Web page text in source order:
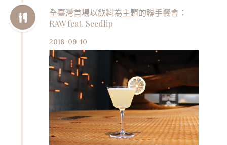
麥最佳主廚，曾擔任丹麥女王的御廚，亦曾於米
其林三星聖殿西班牙的 El Bulli 餐廳任職，摘星
饗宴」。 …
全臺灣首場以飲料為主題的聯手餐會：
RAW feat. Seedlip
2018-09-10